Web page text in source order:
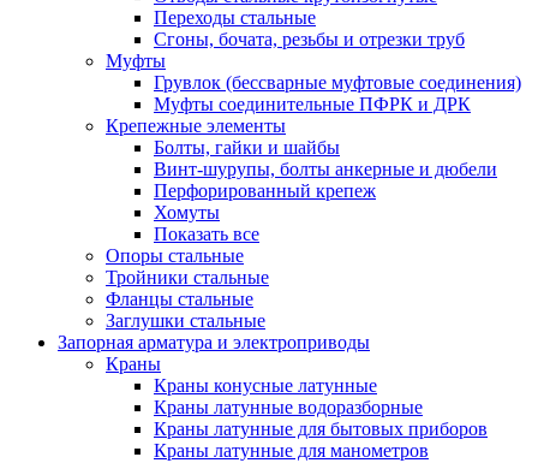
Переходы стальные
Сгоны, бочата, резьбы и отрезки труб
Муфты
Грувлок (бессварные муфтовые соединения)
Муфты соединительные ПФРК и ДРК
Крепежные элементы
Болты, гайки и шайбы
Винт-шурупы, болты анкерные и дюбели
Перфорированный крепеж
Хомуты
Показать все
Опоры стальные
Тройники стальные
Фланцы стальные
Заглушки стальные
Запорная арматура и электроприводы
Краны
Краны конусные латунные
Краны латунные водоразборные
Краны латунные для бытовых приборов
Краны латунные для манометров